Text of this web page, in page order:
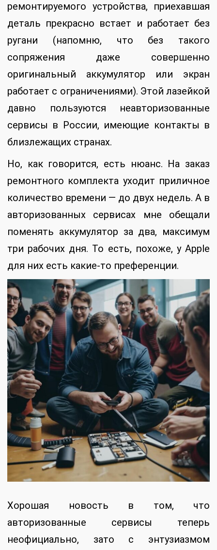
ремонтируемого устройства, приехавшая
деталь прекрасно встает и работает без
ругани (напомню, что без такого
сопряжения даже совершенно
оригинальный аккумулятор или экран
работает с ограничениями). Этой лазейкой
давно пользуются неавторизованные
сервисы в России, имеющие контакты в
близлежащих странах.
Но, как говорится, есть нюанс. На заказ
ремонтного комплекта уходит приличное
количество времени — до двух недель. А в
авторизованных сервисах мне обещали
поменять аккумулятор за два, максимум
три рабочих дня. То есть, похоже, у Apple
для них есть какие-то преференции.
Хорошая новость в том, что
авторизованные сервисы теперь
неофициально, зато с энтузиазмом